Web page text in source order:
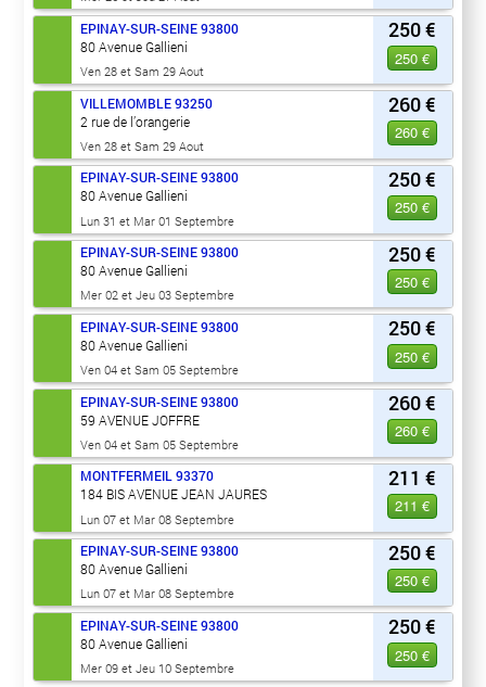
250 €
250 €
EPINAY-SUR-SEINE 93800
80 Avenue Gallieni
Ven 28 et Sam 29 Aout
260 €
260 €
VILLEMOMBLE 93250
2 rue de l’orangerie
Ven 28 et Sam 29 Aout
250 €
250 €
EPINAY-SUR-SEINE 93800
80 Avenue Gallieni
Lun 31 et Mar 01 Septembre
250 €
250 €
EPINAY-SUR-SEINE 93800
80 Avenue Gallieni
Mer 02 et Jeu 03 Septembre
250 €
250 €
EPINAY-SUR-SEINE 93800
80 Avenue Gallieni
Ven 04 et Sam 05 Septembre
260 €
260 €
EPINAY-SUR-SEINE 93800
59 AVENUE JOFFRE
Ven 04 et Sam 05 Septembre
211 €
211 €
MONTFERMEIL 93370
184 BIS AVENUE JEAN JAURES
Lun 07 et Mar 08 Septembre
250 €
250 €
EPINAY-SUR-SEINE 93800
80 Avenue Gallieni
Lun 07 et Mar 08 Septembre
250 €
250 €
EPINAY-SUR-SEINE 93800
80 Avenue Gallieni
Mer 09 et Jeu 10 Septembre